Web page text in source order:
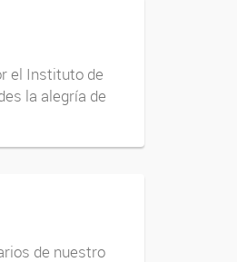
el Instituto de
la alegría de
de nuestro